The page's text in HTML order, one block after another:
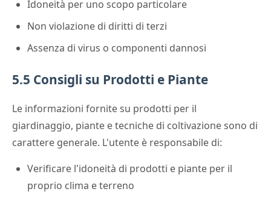
Idoneità per uno scopo particolare
Non violazione di diritti di terzi
Assenza di virus o componenti dannosi
5.5 Consigli su Prodotti e Piante
Le informazioni fornite su prodotti per il
giardinaggio, piante e tecniche di coltivazione sono di
carattere generale. L'utente è responsabile di:
Verificare l'idoneità di prodotti e piante per il
proprio clima e terreno